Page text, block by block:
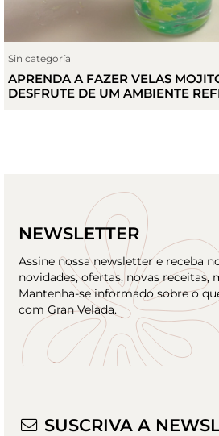
Sin categoría
APRENDA A FAZER VELAS
DESFRUTE DE UM AMBIENTE
NEWSLETTER
Assine nossa newsletter e receba
novidades, ofertas, novas receitas,
Mantenha-se informado sobre o
com Gran Velada.
SUSCRIVA A